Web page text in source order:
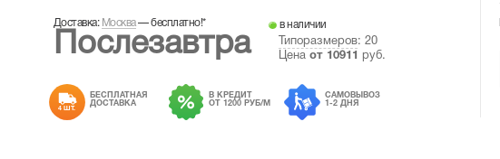
Доставка: Москва—бесплатно!*
Послезавтра
в наличии
Типоразмеров: 20
Цена от 10911 руб.
4 ШТ.
БЕСПЛАТНАЯ
ДОСТАВКА
В КРЕДИТ
ОТ 1200 РУБ/М
САМОВЫВОЗ
1-2 ДНЯ